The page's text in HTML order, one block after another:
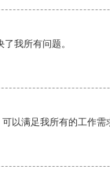
我所有问题。
以满足我所有的工作需